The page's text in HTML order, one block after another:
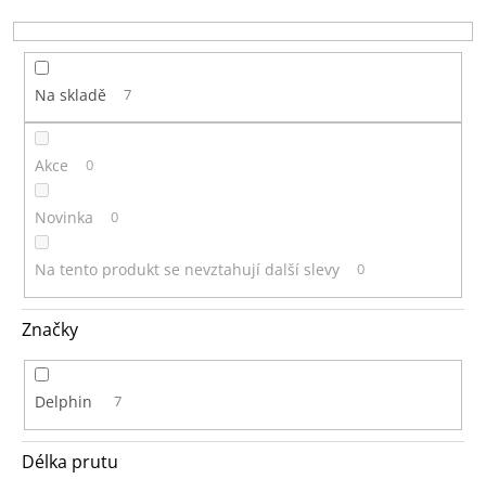
k
t
Na skladě 7
Akce 0
Novinka 0
Na tento produkt se nevztahují další slevy 0
Značky
Delphin 7
Délka prutu